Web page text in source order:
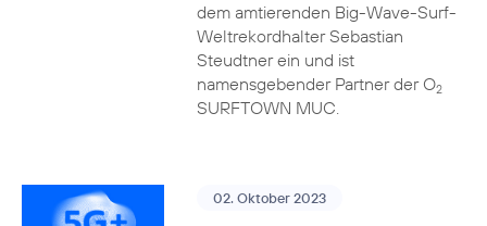
dem amtierenden Big-Wave-Surf-
Weltrekordhalter Sebastian
Steudtner ein und ist
namensgebender Partner der O2
SURFTOWN MUC.
02. Oktober 2023